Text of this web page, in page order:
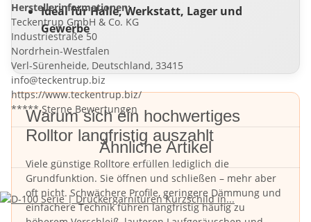
Ideal für Halle, Werkstatt, Lager und
Gewerbe
Warum sich ein hochwertiges
Rolltor langfristig auszahlt
Viele günstige Rolltore erfüllen lediglich die
Grundfunktion. Sie öffnen und schließen – mehr aber
oft nicht. Schwächere Profile, geringere Dämmung und
einfachere Technik führen langfristig häufig zu
Herstellerinformationen:
Teckentrup GmbH & Co. KG
Industriestraße 50
Nordrhein-Westfalen
Verl-Sürenheide, Deutschland, 33415
info@teckentrup.biz
https://www.teckentrup.biz/
***** Sterne Bewertungen
Ähnliche Artikel